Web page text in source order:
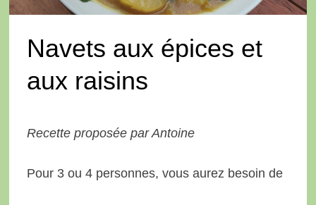
Navets aux épices et
aux raisins
Recette proposée par Antoine
Pour 3 ou 4 personnes, vous aurez besoin de